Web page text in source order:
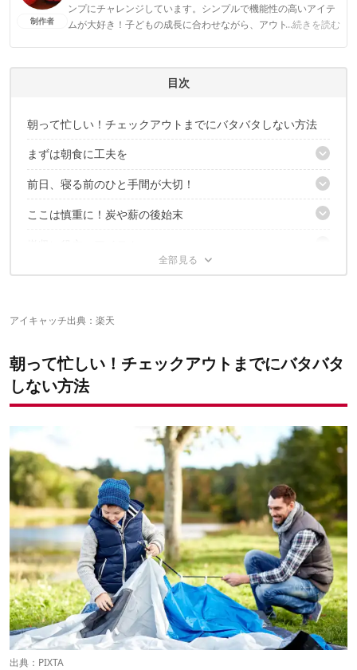
制作者
ンプにチャレンジしています。シンプルで機能性の高いアイテ
ムが大好き！子どもの成長に合わせながら、アウトドアを楽し
...続きを読む
目次
朝って忙しい！チェックアウトまでにバタバタしない方法
まずは朝食に工夫を
前日の夕飯を朝食用に残しておく
洗い物を増やさない朝食のメニューを採用する
お皿を使うときはラップをかけて使う
食器は家でしっかり洗うという手も
前日、寝る前のひと手間が大切！
寝る前にお湯を沸かして魔法瓶にストックしておく
ここは慎重に！炭や薪の後始末
レジャーシート
雑巾・ダスター・ウェットティッシュ
みなさんはどんなテクニックを実行してますか？
アイキャッチ出典： 楽天
朝って忙しい！チェックアウトまでにバタバタ
しない方法
出典： PIXTA